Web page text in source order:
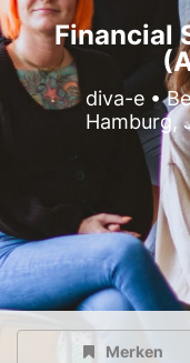
Financial
diva-e •
Hamburg,
Merken